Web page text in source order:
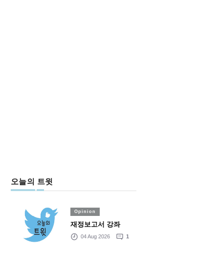
오늘의 트윗
Opinion
재정보고서 강좌
04 Aug 2026 1